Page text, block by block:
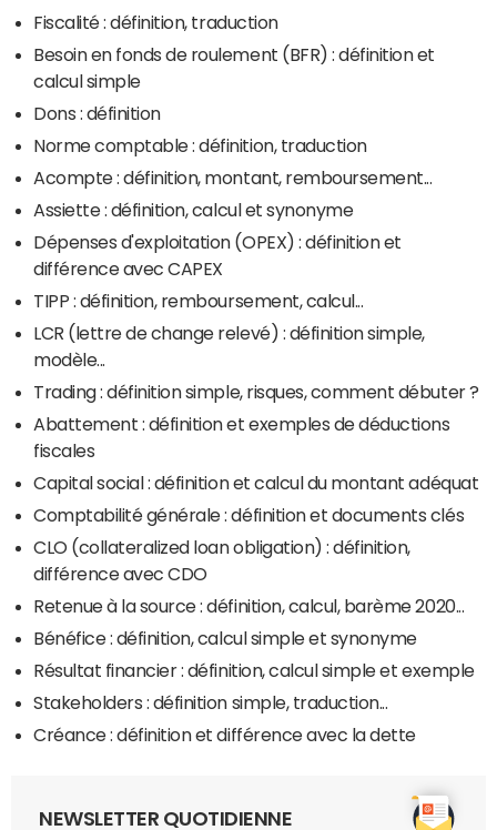
Fiscalité : définition, traduction
Besoin en fonds de roulement (BFR) : définition et
calcul simple
Dons : définition
Norme comptable : définition, traduction
Acompte : définition, montant, remboursement...
Assiette : définition, calcul et synonyme
Dépenses d'exploitation (OPEX) : définition et
différence avec CAPEX
TIPP : définition, remboursement, calcul...
LCR (lettre de change relevé) : définition simple,
modèle...
Trading : définition simple, risques, comment débuter ?
Abattement : définition et exemples de déductions
fiscales
Capital social : définition et calcul du montant adéquat
Comptabilité générale : définition et documents clés
CLO (collateralized loan obligation) : définition,
différence avec CDO
Retenue à la source : définition, calcul, barème 2020...
Bénéfice : définition, calcul simple et synonyme
Résultat financier : définition, calcul simple et exemple
Stakeholders : définition simple, traduction...
Créance : définition et différence avec la dette
NEWSLETTER QUOTIDIENNE